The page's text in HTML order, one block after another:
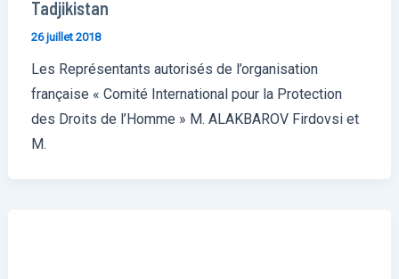
Tadjikistan
26 juillet 2018
Les Représentants autorisés de l’organisation
française « Comité International pour la Protection
des Droits de l’Homme » M. ALAKBAROV Firdovsi et
M.